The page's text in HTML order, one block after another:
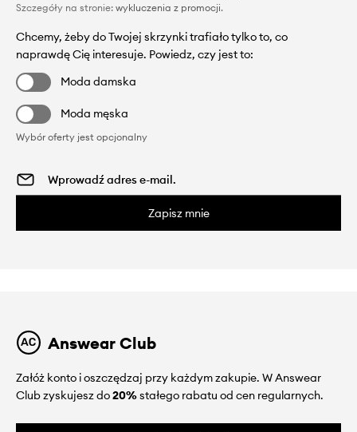
Szczegóły na stronie: wykluczenia z promocji.
Chcemy, żeby do Twojej skrzynki trafiało tylko to, co
naprawdę Cię interesuje. Powiedz, czy jest to:
Moda damska
Moda męska
Wybór oferty jest opcjonalny
Zapisz mnie
Answear Club
Załóż konto i oszczędzaj przy każdym zakupie. W Answear
Club zyskujesz do20%stałego rabatu od cen regularnych.